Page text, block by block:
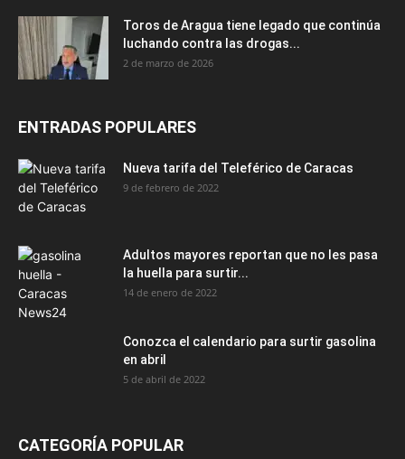
Toros de Aragua tiene legado que continúa
luchando contra las drogas...
2 de marzo de 2026
ENTRADAS POPULARES
Nueva tarifa del Teleférico de Caracas
9 de febrero de 2022
Adultos mayores reportan que no les pasa
la huella para surtir...
14 de enero de 2022
Conozca el calendario para surtir gasolina
en abril
5 de abril de 2022
CATEGORÍA POPULAR